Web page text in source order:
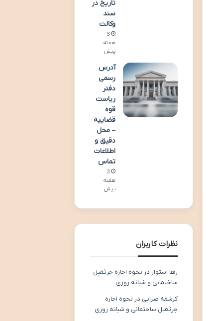
تاریخ در
سند
وکالت
3
هفته
پیش
آدرس
رسمی
دفتر
ریاست
قوه
قضاییه
– محل
دقیق و
اطلاعات
تماس
3
هفته
پیش
نظرات کاربران
رها استوار در نحوه اجاره جرثقیل
ساختمانی و شبانه روزی
کرشمه ضرابی در نحوه اجاره
جرثقیل ساختمانی و شبانه روزی